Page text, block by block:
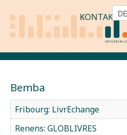
KONTAKT
Bemba
Fribourg: LivrEchange
Renens: GLOBLIVRES